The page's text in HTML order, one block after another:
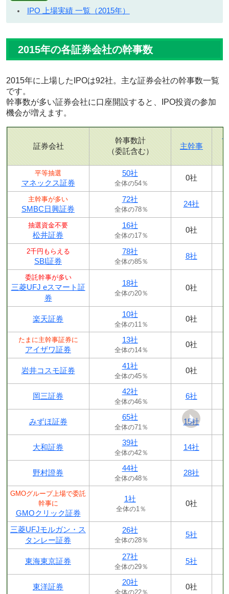
IPO 上場実績 一覧（2015年）
2015年の各証券会社の幹事数
2015年に上場したIPOは92社。主な証券会社の幹事数一覧
です。
幹事数が多い証券会社に口座開設すると、IPO投資の参加
機会が増えます。
証券会社
幹事数計
（委託含む）
主幹事
平等抽選
マネックス証券
50社
全体の54％
0社
主幹事が多い
SMBC日興証券
72社
全体の78％
24社
抽選資金不要
松井証券
16社
全体の17％
0社
2千円もらえる
SBI証券
78社
全体の85％
8社
委託幹事が多い
三菱UFJ eスマート証
券
18社
全体の20％
0社
楽天証券
10社
全体の11％
0社
たまに主幹事証券に
アイザワ証券
13社
全体の14％
0社
岩井コスモ証券
41社
全体の45％
0社
岡三証券
42社
全体の46％
6社
みずほ証券
65社
全体の71％
15社
大和証券
39社
全体の42％
14社
野村證券
44社
全体の48％
28社
GMOグループ上場で委託
幹事に
GMOクリック証券
1社
全体の1％
0社
三菱UFJモルガン・ス
タンレー証券
26社
全体の28％
5社
東海東京証券
27社
全体の29％
5社
東洋証券
20社
全体の22％
0社